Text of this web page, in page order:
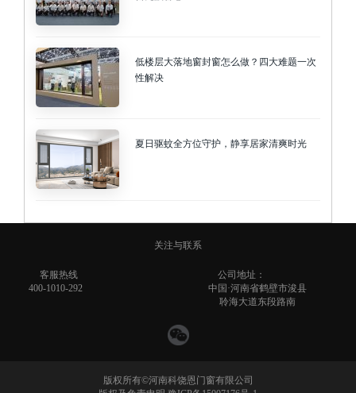
低楼层大落地窗封窗怎么做？四大难题一次
性解决
夏日驱蚊全方位守护，静享居家清爽时光
关注与联系
客服热线
400-1010-292
公司地址：
中国·河南省鹤壁市浚县
聆海大道东段路南
版权所有©河南科饶恩门窗有限公司